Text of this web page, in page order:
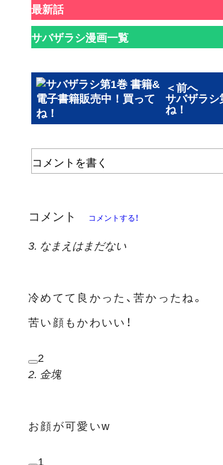
最新話
サバザラシ漫画一覧
＜前へ
サバザラシ
ね！
コメントを書く
コメント コメントする！
3. なまえはまだない
冷めてて良かった、苦かったね。
苦い顔もかわいい！
2
2. 金塊
お顔が可愛いw
1